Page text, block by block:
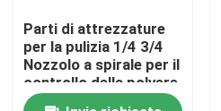
Contattaci
Parti di attrezzature
per la pulizia 1/4 3/4
Nozzolo a spirale per il
controllo della polvere
in metallo PTFE